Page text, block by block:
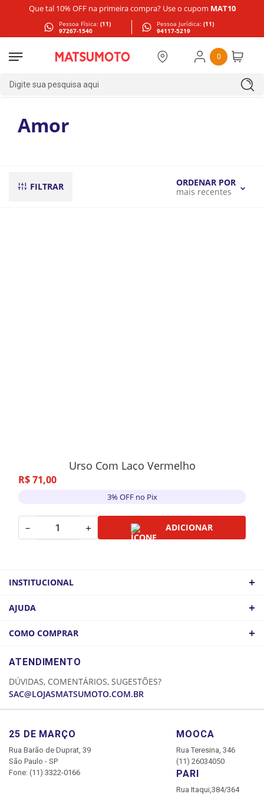
Que tal 10% OFF na primeira compra? Use o cupom MAT10
Pessoa Física: (11)
97267-1540
Pessoa Jurídica: (11)
94117-5219
0
Digite sua pesquisa aqui
Amor
FILTRAR
ORDENAR POR
mais recentes
Urso Com Laço Vermelho
R$71,00
3% OFF no Pix
－ ＋ ADICIONAR
INSTITUCIONAL +
COMO CHEGAR
AJUDA +
COMO COMPRAR +
CADASTRE-SE
MINHA CONTA
MEUS PEDIDOS
ATENDIMENTO
DÚVIDAS, COMENTÁRIOS, SUGESTÕES?
SAC@LOJASMATSUMOTO.COM.BR
25 DE MARÇO
Rua Barão de Duprat, 39
São Paulo - SP
Fone: (11) 3322-0166
MOOCA
Rua Teresina, 346
(11) 26034050
PARI
Rua Itaqui,384/364